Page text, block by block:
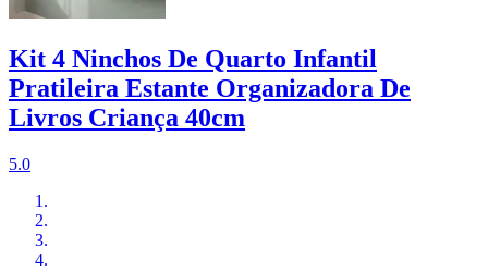
Kit 4 Ninchos De Quarto Infantil
Pratileira Estante Organizadora De
Livros Criança 40cm
5.0